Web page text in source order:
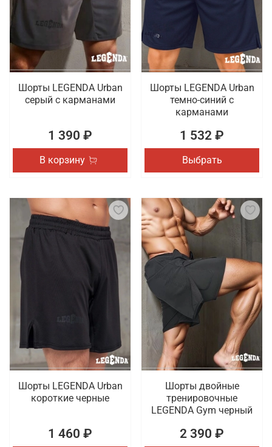
тренировок. Осуществляется оперативная
доставка покупок, оформленных в онлайн режиме,
по Махачкале.
Шорты LEGENDA Urban
серый c карманами
1 390 ₽
В корзину
Шорты LEGENDA Urban
темно-синий с
карманами
1 532 ₽
Выбрать
Шорты LEGENDA Urban
короткие черные
1 460 ₽
Шорты двойные
тренировочные
LEGENDA Gym черный
2 390 ₽